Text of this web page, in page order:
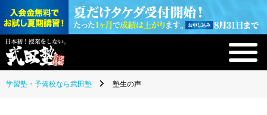
学習塾・予備校なら武田塾 塾生の声